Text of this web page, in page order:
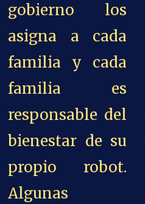
gobierno los
asigna a cada
familia y cada
familia es
responsable del
bienestar de su
propio robot.
Algunas